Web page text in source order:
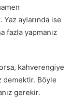
aylarında ise
fazla yapmanız
kahverengiye
demektir. Böyle
gerekir.